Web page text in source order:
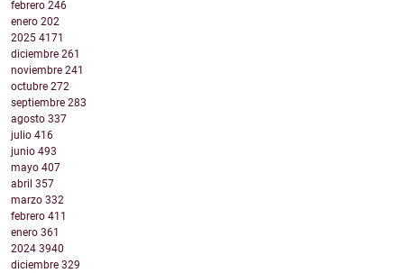
febrero 246
enero 202
2025 4171
diciembre 261
noviembre 241
octubre 272
septiembre 283
agosto 337
julio 416
junio 493
mayo 407
abril 357
marzo 332
febrero 411
enero 361
2024 3940
diciembre 329